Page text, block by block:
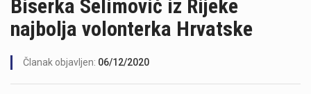
Biserka Selimović iz Rijeke
najbolja volonterka Hrvatske
Članak objavljen: 06/12/2020